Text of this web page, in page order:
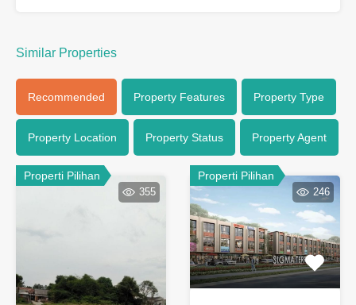
Similar Properties
Recommended Property Features Property Type
Property Location Property Status Property Agent
Properti Pilihan
355
Properti Pilihan
246